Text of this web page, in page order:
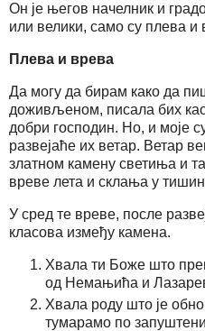
Он је његов начелник и
или велики, само су плева и
Плева и врева
Да могу да бирам како да
доживљеном, писала бих
добри господин. Но, и моје
развејаће их ветар. Ветар
златном камену светиња и
вреве лета и склања у
У сред те вреве, после
класова између камена.
Хвала ти Боже што
од Немањића и
Хвала роду што је
тумарамо по